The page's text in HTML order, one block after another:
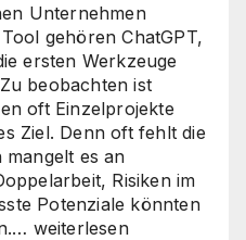
Unternehmen
gehören ChatGPT,
ersten Werkzeuge
beobachten ist
oft Einzelprojekte
Ziel. Denn oft fehlt die
mangelt es an
Risiken im
Potenziale könnten
KI-
weiterlesen